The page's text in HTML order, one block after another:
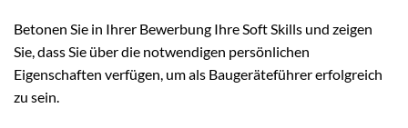
Betonen Sie in Ihrer Bewerbung Ihre Soft Skills und zeigen
Sie, dass Sie über die notwendigen persönlichen
Eigenschaften verfügen, um als Baugeräteführer erfolgreich
zu sein.